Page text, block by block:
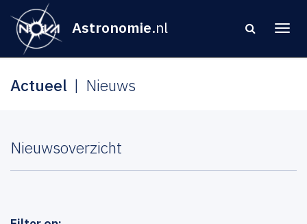
Astronomie.nl
Actueel Nieuws
Nieuwsoverzicht